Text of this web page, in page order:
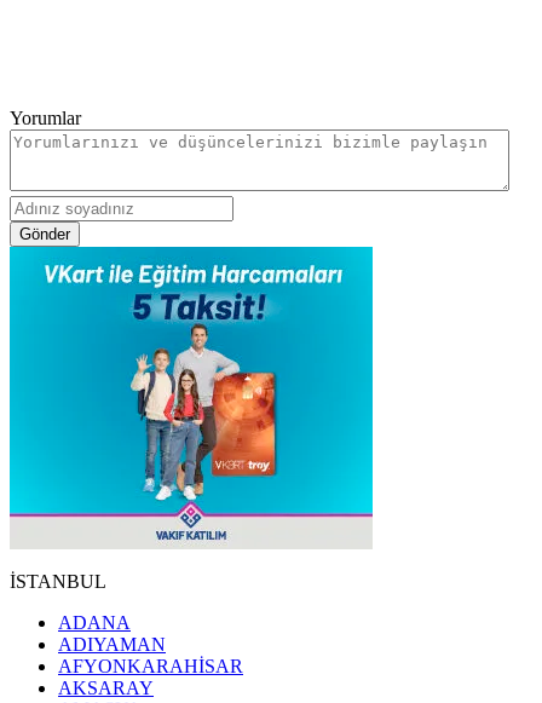
Yorumlar
Gönder
İSTANBUL
ADANA
ADIYAMAN
AFYONKARAHİSAR
AKSARAY